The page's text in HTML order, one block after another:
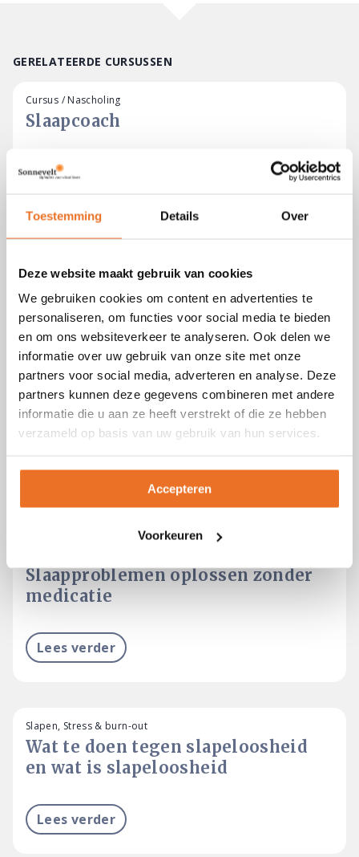
Toestemming Details Over
Deze website maakt gebruik van cookies
We gebruiken cookies om content en advertenties te
personaliseren, om functies voor social media te bieden
en om ons websiteverkeer te analyseren. Ook delen we
informatie over uw gebruik van onze site met onze
partners voor social media, adverteren en analyse. Deze
partners kunnen deze gegevens combineren met andere
informatie die u aan ze heeft verstrekt of die ze hebben
verzameld op basis van uw gebruik van hun services.
Accepteren
Voorkeuren
GERELATEERDE CURSUSSEN
Slaapcoach
Cursus / Nascholing
duidelijke methode - hoe je mensen ‘evidence
Meer informatie
Stress en Burn-out Coach
Opleiding
Leer hoe je mensen met stress- en burn-
outklachten doeltreffend naar een evenwichtig
levenspatroon kunt begeleiden.
Slaapproblemen oplossen zonder
medicatie
Lees verder
Wat te doen tegen slapeloosheid
en wat is slapeloosheid
Slapen, Stress & burn-out
Lees verder